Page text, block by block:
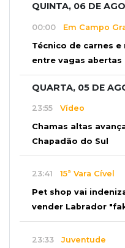
QUINTA, 06 DE
00:00 Em Campo
Técnico de carnes
entre vagas abertas
QUARTA, 05 DE
23:55 Vídeo
Chamas altas
Chapadão do Sul
23:41 15ª Vara Cível
Pet shop vai
vender Labrador
23:33 Juventude